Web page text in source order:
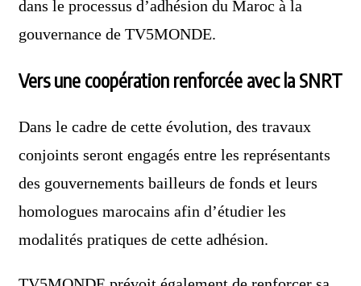
dans le processus d’adhésion du Maroc à la
gouvernance de TV5MONDE.
Vers une coopération renforcée avec la SNRT
Dans le cadre de cette évolution, des travaux
conjoints seront engagés entre les représentants
des gouvernements bailleurs de fonds et leurs
homologues marocains afin d’étudier les
modalités pratiques de cette adhésion.